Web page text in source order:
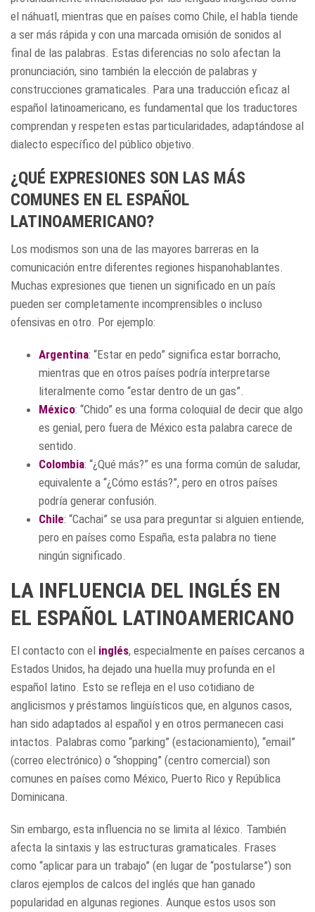
el náhuatl, mientras que en países como Chile, el habla tiende
a ser más rápida y con una marcada omisión de sonidos al
final de las palabras. Estas diferencias no solo afectan la
pronunciación, sino también la elección de palabras y
construcciones gramaticales. Para una traducción eficaz al
español latinoamericano, es fundamental que los traductores
comprendan y respeten estas particularidades, adaptándose al
dialecto específico del público objetivo.
¿QUÉ EXPRESIONES SON LAS MÁS
COMUNES EN EL ESPAÑOL
LATINOAMERICANO?
Los modismos son una de las mayores barreras en la
comunicación entre diferentes regiones hispanohablantes.
Muchas expresiones que tienen un significado en un país
pueden ser completamente incomprensibles o incluso
ofensivas en otro. Por ejemplo:
Argentina: “Estar en pedo” significa estar borracho,
mientras que en otros países podría interpretarse
literalmente como “estar dentro de un gas”.
México: “Chido” es una forma coloquial de decir que algo
es genial, pero fuera de México esta palabra carece de
sentido.
Colombia: “¿Qué más?” es una forma común de saludar,
equivalente a “¿Cómo estás?”, pero en otros países
podría generar confusión.
Chile: “Cachai” se usa para preguntar si alguien entiende,
pero en países como España, esta palabra no tiene
ningún significado.
LA INFLUENCIA DEL INGLÉS EN
EL ESPAÑOL LATINOAMERICANO
El contacto con el inglés, especialmente en países cercanos a
Estados Unidos, ha dejado una huella muy profunda en el
español latino. Esto se refleja en el uso cotidiano de
anglicismos y préstamos lingüísticos que, en algunos casos,
han sido adaptados al español y en otros permanecen casi
intactos. Palabras como “parking” (estacionamiento), “email”
(correo electrónico) o “shopping” (centro comercial) son
comunes en países como México, Puerto Rico y República
Dominicana.
Sin embargo, esta influencia no se limita al léxico. También
afecta la sintaxis y las estructuras gramaticales. Frases
como “aplicar para un trabajo” (en lugar de “postularse”) son
claros ejemplos de calcos del inglés que han ganado
popularidad en algunas regiones. Aunque estos usos son